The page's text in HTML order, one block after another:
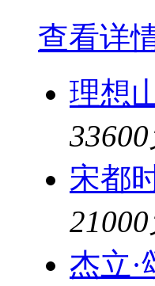
查看详
理想
宋都
杰立·